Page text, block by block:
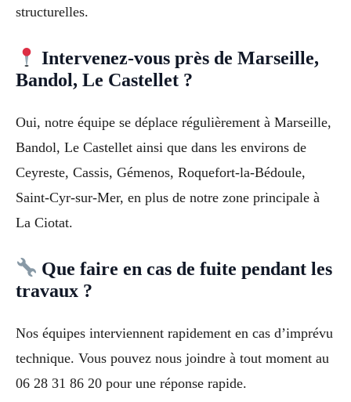
structurelles.
Intervenez-vous près de Marseille,
Bandol, Le Castellet ?
Oui, notre équipe se déplace régulièrement à Marseille,
Bandol, Le Castellet ainsi que dans les environs de
Ceyreste, Cassis, Gémenos, Roquefort-la-Bédoule,
Saint-Cyr-sur-Mer, en plus de notre zone principale à
La Ciotat.
Que faire en cas de fuite pendant les
travaux ?
Nos équipes interviennent rapidement en cas d’imprévu
technique. Vous pouvez nous joindre à tout moment au
06 28 31 86 20 pour une réponse rapide.